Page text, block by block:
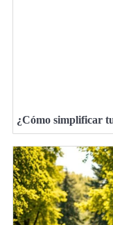
¿Cómo simplificar